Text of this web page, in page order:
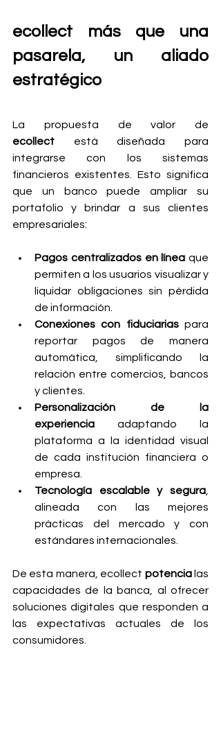
ecollect más que una
pasarela, un aliado
estratégico
ecollect está diseñada para
integrarse con los sistemas
financieros existentes. Esto significa
que un banco puede ampliar su
portafolio y brindar a sus clientes
empresariales:
Pagos centralizados en línea que
permiten a los usuarios visualizar y
liquidar obligaciones sin pérdida
de información.
Conexiones con fiduciarias para
reportar pagos de manera
automática, simplificando la
relación entre comercios, bancos
y clientes.
Personalización de la
experiencia adaptando la
plataforma a la identidad visual
de cada institución financiera o
empresa.
Tecnología escalable y segura
alineada con las mejores
prácticas del mercado y con
estándares internacionales.
De esta manera, ecollect potencia las
capacidades de la banca, al ofrecer
soluciones digitales que responden a
las expectativas actuales de los
consumidores.